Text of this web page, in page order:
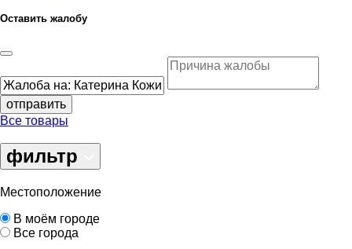
Оставить жалобу
отправить
Все товары
фильтр
Местоположение
В моём городе
Все города